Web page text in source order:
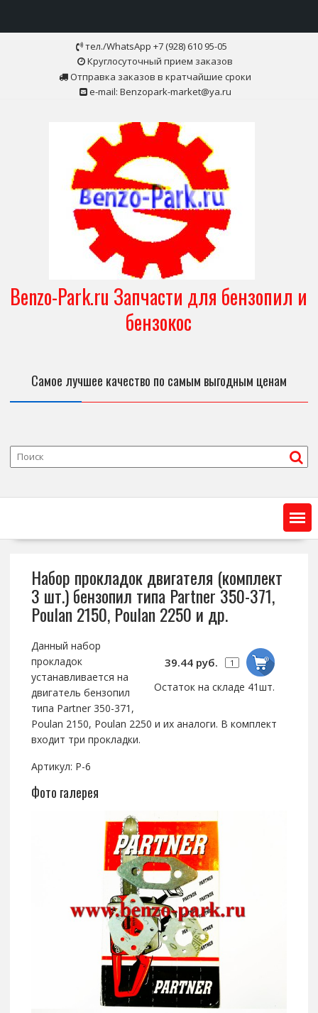
тел./WhatsApp +7 (928) 610 95-05
Круглосуточный прием заказов
Отправка заказов в кратчайшие сроки
e-mail: Benzopark-market@ya.ru
Benzo-Park.ru Запчасти для бензопил и
бензокос
Самое лучшее качество по самым выгодным ценам
Набор прокладок двигателя (комплект
3 шт.) бензопил типа Partner 350-371,
Poulan 2150, Poulan 2250 и др.
39.44 руб.
Остаток на складе 41шт.
Данный набор
прокладок
устанавливается на
двигатель бензопил
типа Partner 350-371,
Poulan 2150, Poulan 2250 и их аналоги. В комплект
входит три прокладки.
Артикул: P-6
Фото галерея